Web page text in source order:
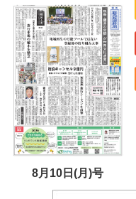
8月10日(月)号